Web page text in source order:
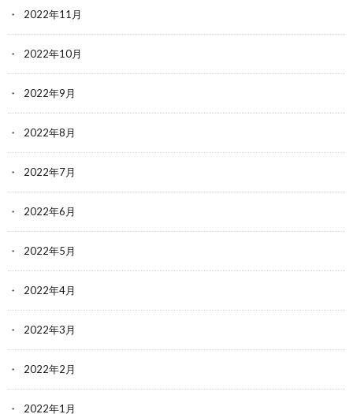
2022年11月
2022年10月
2022年9月
2022年8月
2022年7月
2022年6月
2022年5月
2022年4月
2022年3月
2022年2月
2022年1月